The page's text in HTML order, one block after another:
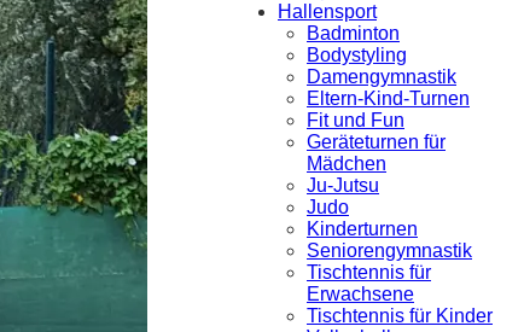
Hallensport
Badminton
Bodystyling
Damengymnastik
Eltern-Kind-Turnen
Fit und Fun
Geräteturnen für
Mädchen
Ju-Jutsu
Judo
Kinderturnen
Seniorengymnastik
Tischtennis für
Erwachsene
Tischtennis für Kinder